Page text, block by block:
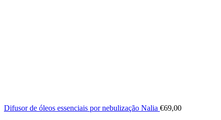
Difusor de óleos essenciais por nebulização Nalia €69,00